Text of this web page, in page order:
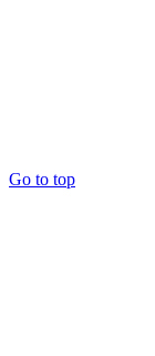
Go to top